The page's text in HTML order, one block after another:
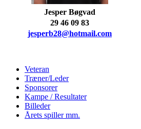
Jesper Bøgvad
29 46 09 83
jesperb28@hotmail.com
Veteran
Træner/Leder
Sponsorer
Kampe / Resultater
Billeder
Årets spiller mm.